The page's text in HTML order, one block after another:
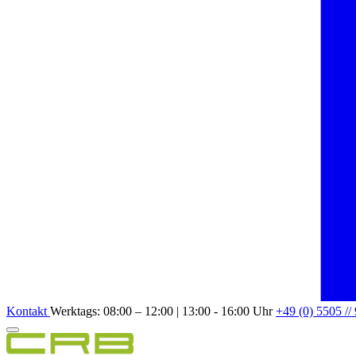
Kontakt Werktags: 08:00 – 12:00 | 13:00 - 16:00 Uhr+49 (0) 5505 //